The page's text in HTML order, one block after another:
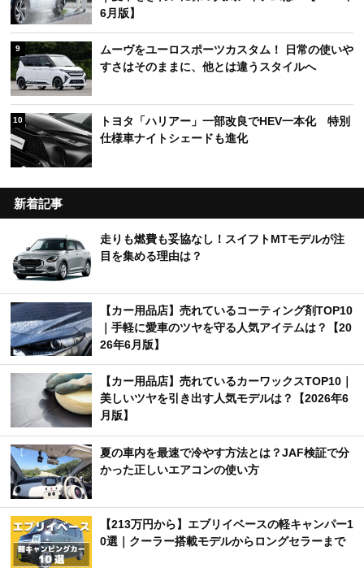
6月版】
9
ムーヴをユーロスポーツカスタム！ 日常の使いや
すさはそのままに、他とは違うスタイルへ
10
トヨタ「ハリアー」一部改良でHEV一本化 特別
仕様車ナイトシェードも進化
新着記事
走りも燃費も妥協なし！スイフトMTモデルが注
目を集める理由は？
【カー用品店】売れているコーティング剤TOP10
｜手軽に愛車のツヤを守る人気アイテムは？【20
26年6月版】
【カー用品店】売れているカーワックスTOP10｜
美しいツヤを引き出す人気モデルは？【2026年6
月版】
夏の車内を最速で冷やす方法とは？JAF検証で分
かった正しいエアコンの使い方
【213万円から】エブリイベースの軽キャンパー1
0選｜クーラー搭載モデルからロングセラーまで